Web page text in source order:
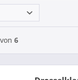
von 6